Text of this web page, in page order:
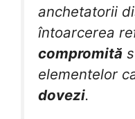
anchetatorii
întoarcerea
compromită
elementelor
dovezi.